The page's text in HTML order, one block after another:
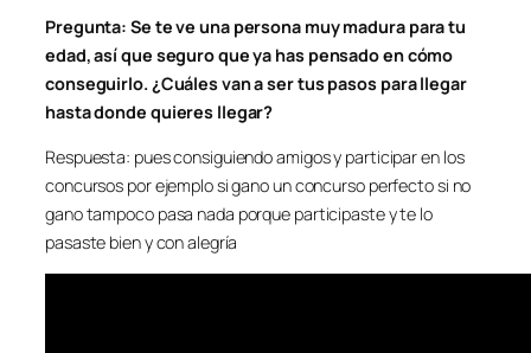
Pregunta: Se te ve una persona muy madura para tu
edad, así que seguro que ya has pensado en cómo
conseguirlo. ¿Cuáles van a ser tus pasos para llegar
hasta donde quieres llegar?
Respuesta: pues consiguiendo amigos y participar en los
concursos por ejemplo si gano un concurso perfecto si no
gano tampoco pasa nada porque participaste y te lo
pasaste bien y con alegría